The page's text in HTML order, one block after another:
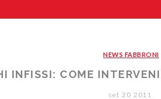
NEWS FABBRONI
INFISSI: COME
set 20 2011